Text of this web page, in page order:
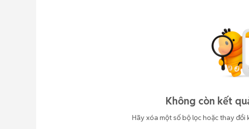
Không còn kết
Hãy xóa một số bộ lọc hoặc thay đổi